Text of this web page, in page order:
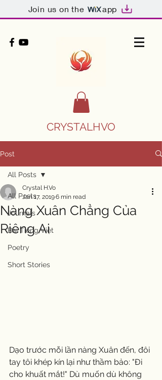
Join us on the app
CRYSTALHVO
Post
All Posts
Journals
Bài Tiếng Việt
Poetry
Short Stories
All Posts
Nàng Xuân Chẳng Của
Riêng Ai
Crystal H.Vo
Jan 17, 20196 min read
Dạo trước mỗi lần nàng Xuân đến, đôi
tay tôi khép kín lại như thầm bảo: "Đi
cho khuất mắt!" Dù muốn dù không